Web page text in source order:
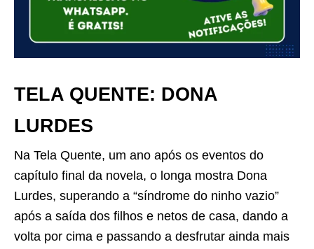
TELA QUENTE: DONA
LURDES
Na Tela Quente, um ano após os eventos do
capítulo final da novela, o longa mostra Dona
Lurdes, superando a “síndrome do ninho vazio”
após a saída dos filhos e netos de casa, dando a
volta por cima e passando a desfrutar ainda mais